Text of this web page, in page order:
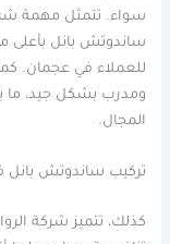
سواء. تتمثل مهمة
ساندوتش بانل بأعلى
للعملاء في عجمان.
ومدرب بشكل جيد، ما
المجال.
تركيب ساندوتش بانل
كذلك، تتميز شركة